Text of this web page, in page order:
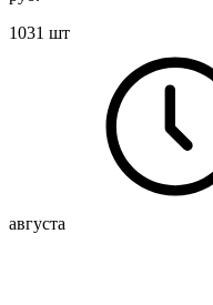
1031 шт
августа